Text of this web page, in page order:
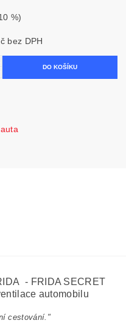
%)
147,93 Kč bez DPH
- FRIDA SECRET
automobilu
cestování."